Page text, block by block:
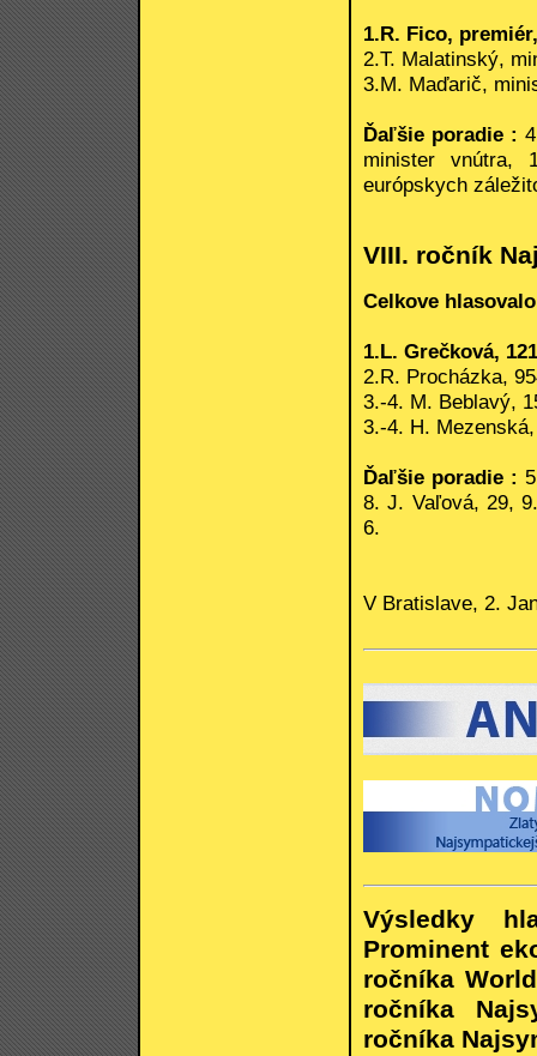
1.R. Fico,
2.T. Malatinský,
3.M. Maďarič,
Ďaľšie poradie :
minister vnútra,
európskych
VIII. ročník
Celkove
1.L. Grečková,
2.R. Procházka,
3.-4. M. Beblavý,
3.-4. H.
Ďaľšie poradie :
8. J. Vaľová, 29,
6.
V Bratislave, 2.
Výsledky
Prominent
ročníka
ročníka
ročníka